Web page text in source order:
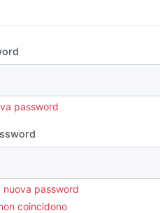
password
nuova password
coincidono